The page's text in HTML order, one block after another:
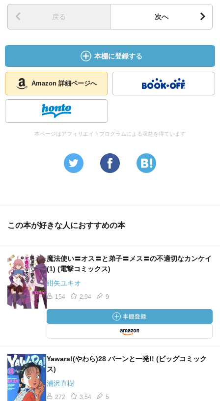
戻る 次へ
本棚に登録する
Amazon 詳細ページへ
本ページはアフィリエイトプログラムによる収益を得ています
この本が好きな人におすすめの本
魔法使い〓オス〓と弟子〓メス〓の不適切なカンケイ
(1) (電撃コミックス)
紺矢ユキオ
154 2.94 9
Yawara!(やわら)28 バーンと一発!! (ビッグコミック
ス)
浦沢直樹
272 3.54 5